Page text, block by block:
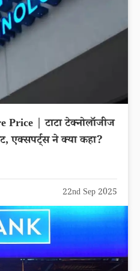
Price | टाटा टेक्नोलॉजीज
एक्सपर्ट्स ने क्या कहा?
22nd Sep 2025